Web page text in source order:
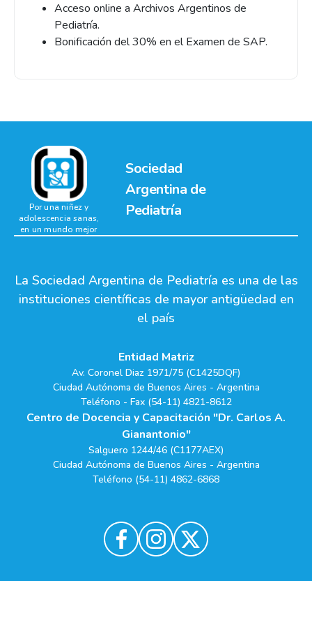
Acceso online a Archivos Argentinos de
Pediatría.
Bonificación del 30% en el Examen de SAP.
Sociedad
Argentina de
Pediatría
Por una niñez y
adolescencia sanas,
en un mundo mejor
La Sociedad Argentina de Pediatría es una de las
instituciones científicas de mayor antigüedad en
el país
Entidad Matriz
Av. Coronel Diaz 1971/75 (C1425DQF)
Ciudad Autónoma de Buenos Aires - Argentina
Teléfono - Fax (54-11) 4821-8612
Centro de Docencia y Capacitación "Dr. Carlos A.
Gianantonio"
Salguero 1244/46 (C1177AEX)
Ciudad Autónoma de Buenos Aires - Argentina
Teléfono (54-11) 4862-6868